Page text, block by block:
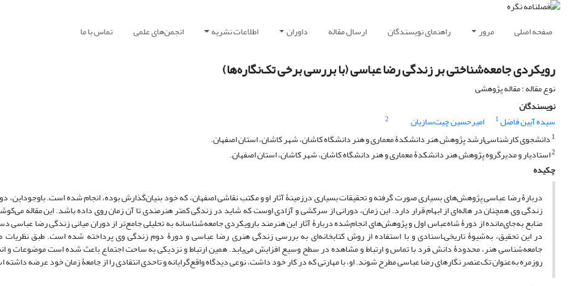
صفحه اصلی مرور راهنمای نویسندگان ارسال مقاله داوران اطلاعات نشریه انجمن‌های علمی تماس با ما
رویکردی جامعه‌شناختی بر زندگی رضا عباسی (با بررسی برخی تک‌نگاره‌ها)
نوع مقاله : مقاله پژوهشی
نویسندگان
سیده آیین فاضل1 امیرحسین چیت‌سازیان
2
1 دانشجوی کارشناسی‌ارشد پژوهش هنر دانشکدۀ معماری و هنر دانشگاه کاشان، شهر کاشان، استان اصفهان.
2استادیار و مدیرگروه پژوهش هنر دانشکدۀ معماری و هنر دانشگاه کاشان، شهر کاشان، استان اصفهان.
چکیده
دربارۀ رضا عباسی پژوهش‌های بسیاری صورت گرفته و تحقیقات بسیاری درزمینۀ آثار او و مکتب نقاشی اصفهان، که خود بنیان‌گذارش بوده، انجام شده است. باوجوداین،
زندگی وی همچنان در هاله‌ای از ابهام قرار دارد. این زمان، دورانی از سرکشی و آزادی اوست که شاید در زندگی کمتر هنرمندی تا آن زمان روی داده باشد. این مقاله
منابع به‌جای‌مانده از دورۀ شاه‌عباس اول و پژوهش‌های انجام‌شده دربارۀ آثار این هنرمند بارویکردی جامعه‌‌شناسانه به تحلیلی جامع‌تر از دوران میانی زندگی رضا عباسی
در این تحقیق، به‌شیوۀ تاریخی‌ـ‌اسنادی و با استفاده از روش کتابخانه‌ای به بررسی زندگی هنری رضا عباسی و دورۀ دوم زندگی وی پرداخته شده است. طبق
جامعه‌شناسی هنر، محدودۀ دانش فرد با تماس و ارتباط و مشاهده در سطح وسیع افزایش می‌یابد. همین ارتباط و نزدیکی به ساحت اجتماع باعث شده است موضوعات و
روزمره به‌عنوان تک‌عنصر نگار‌های رضا عباسی مطرح شوند. او، با مهارتی که در کار خود داشت، نوعی دیدگاه واقع‌گرایانه و تاحدی انتقادی را از جامعۀ زمان خود عرضه